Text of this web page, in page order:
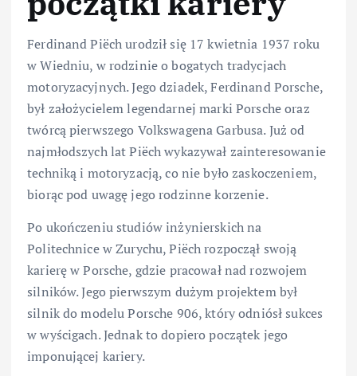
Ferdinand Piëch urodził się 17 kwietnia 1937 roku
w Wiedniu, w rodzinie o bogatych tradycjach
motoryzacyjnych. Jego dziadek, Ferdinand Porsche,
był założycielem legendarnej marki Porsche oraz
twórcą pierwszego Volkswagena Garbusa. Już od
najmłodszych lat Piëch wykazywał zainteresowanie
techniką i motoryzacją, co nie było zaskoczeniem,
biorąc pod uwagę jego rodzinne korzenie.
Po ukończeniu studiów inżynierskich na
Politechnice w Zurychu, Piëch rozpoczął swoją
karierę w Porsche, gdzie pracował nad rozwojem
silników. Jego pierwszym dużym projektem był
silnik do modelu Porsche 906, który odniósł sukces
w wyścigach. Jednak to dopiero początek jego
imponującej kariery.